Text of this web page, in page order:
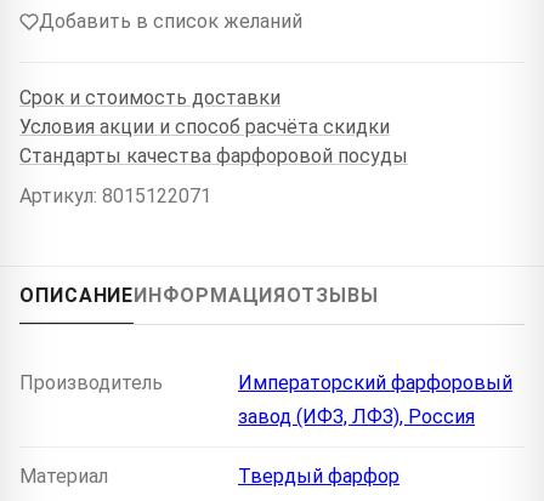
Добавить в список желаний
Срок и стоимость доставки
Условия акции и способ расчёта скидки
Стандарты качества фарфоровой посуды
Артикул: 8015122071
ОПИСАНИЕ ИНФОРМАЦИЯ ОТЗЫВЫ
Производитель
Императорский фарфоровый
завод (ИФЗ, ЛФЗ), Россия
Материал Твердый фарфор